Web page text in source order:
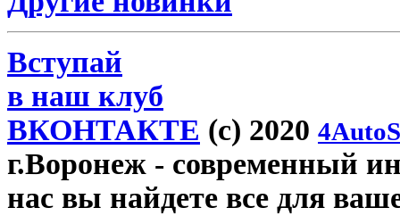
Вступай
в наш клуб
ВКОНТАКТЕ (c) 2020
г.Воронеж - современный
нас вы найдете все для